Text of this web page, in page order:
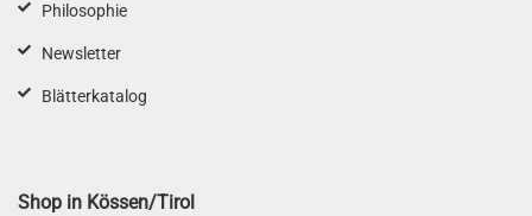
Philosophie
Newsletter
Blätterkatalog
Shop in Kössen/Tirol